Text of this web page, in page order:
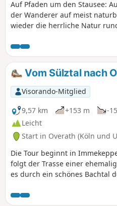
Auf Pfaden um den Stausee:
der Wanderer auf meist
wieder die herrliche Natur
weit über die Talsperre hinaus.
schmale und vielfach
Wanderer durch zahlreiche
Hügelrücken.
Vom Sülztal nach
Visorando-Mitglied
9,57 km
+153 m -
Leicht
Start in Overath (Köln und
Die Tour beginnt in
folgt der Trasse einer
es durch ein schönes Bachtal
Obersteeg vorbei wieder